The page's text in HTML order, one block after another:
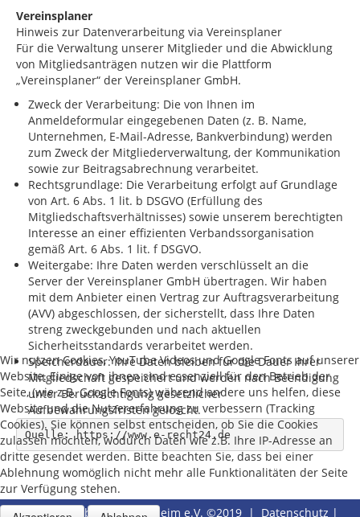
Vereinsplaner
Hinweis zur Datenverarbeitung via Vereinsplaner
Für die Verwaltung unserer Mitglieder und die Abwicklung
von Mitgliedsanträgen nutzen wir die Plattform
„Vereinsplaner“ der Vereinsplaner GmbH.
Zweck der Verarbeitung: Die von Ihnen im
Anmeldeformular eingegebenen Daten (z. B. Name,
Unternehmen, E-Mail-Adresse, Bankverbindung) werden
zum Zweck der Mitgliederverwaltung, der Kommunikation
sowie zur Beitragsabrechnung verarbeitet.
Rechtsgrundlage: Die Verarbeitung erfolgt auf Grundlage
von Art. 6 Abs. 1 lit. b DSGVO (Erfüllung des
Mitgliedschaftsverhältnisses) sowie unserem berechtigten
Interesse an einer effizienten Verbandssorganisation
gemäß Art. 6 Abs. 1 lit. f DSGVO.
Weitergabe: Ihre Daten werden verschlüsselt an die
Server der Vereinsplaner GmbH übertragen. Wir haben
mit dem Anbieter einen Vertrag zur Auftragsverarbeitung
(AVV) abgeschlossen, der sicherstellt, dass Ihre Daten
streng zweckgebunden und nach aktuellen
Sicherheitsstandards verarbeitet werden.
Speicherdauer: Ihre Daten bleiben für die Dauer Ihrer
Mitgliedschaft gespeichert und werden nach Beendigung
unter Berücksichtigung gesetzlicher
Aufbewahrungsfristen gelöscht.
Quelle: https://www.e-recht24.de
Gewerbeverband VG Bellheim e.V. ©2019 | Datenschutz |
Wir nutzen Cookies, YouTube Videos und Google Fonts auf unserer
Website. Einige von ihnen sind essenziell für den Betrieb der
Seite, (wie z.B. Google Fonts) während andere uns helfen, diese
Website und die Nutzererfahrung zu verbessern (Tracking
Cookies). Sie können selbst entscheiden, ob Sie die Cookies
zulassen möchten, wodurch Daten wie z.B. Ihre IP-Adresse an
dritte gesendet werden. Bitte beachten Sie, dass bei einer
Ablehnung womöglich nicht mehr alle Funktionalitäten der Seite
zur Verfügung stehen.